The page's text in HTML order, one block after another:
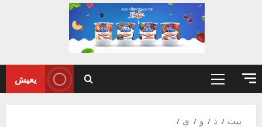
القائمة
يعيش
بيت ذ و
ي